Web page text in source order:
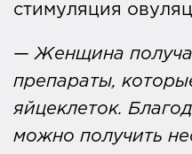
стимуляция
— Женщина
препараты,
яйцеклеток.
можно получить